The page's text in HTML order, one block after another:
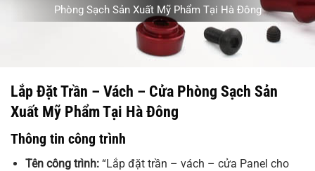
Phòng Sạch Sản Xuất Mỹ Phẩm Tại Hà Đông
Lắp Đặt Trần – Vách – Cửa Phòng Sạch Sản
Xuất Mỹ Phẩm Tại Hà Đông
Thông tin công trình
Tên công trình:“Lắp đặt trần – vách – cửa Panel cho